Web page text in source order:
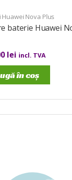
Huawei Nova Plus
baterie Huawei
lei incl. TVA
în coș